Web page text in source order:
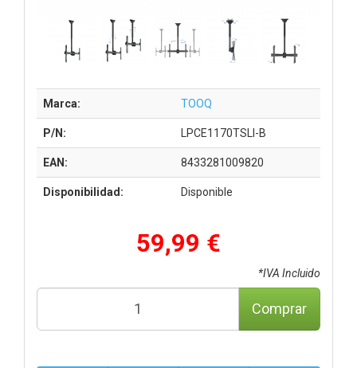
Marca: TOOQ
P/N: LPCE1170TSLI-B
EAN: 8433281009820
Disponibilidad: Disponible
59,99 €
*IVA Incluido
Comprar